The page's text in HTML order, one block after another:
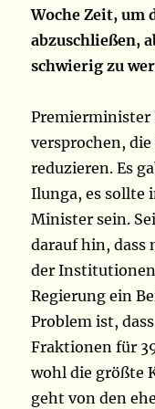
Woche Zeit, um
abzuschließen,
schwierig zu
Premierminister
versprochen,
reduzieren. Es
Ilunga, es sollte
Minister sein.
darauf hin, dass
der Institutionen
Regierung ein
Problem ist,
Fraktionen für
wohl die größte
geht von den